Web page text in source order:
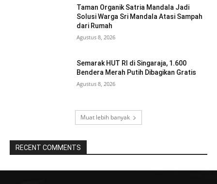
Taman Organik Satria Mandala Jadi
Solusi Warga Sri Mandala Atasi Sampah
dari Rumah
Agustus 8, 2026
Semarak HUT RI di Singaraja, 1.600
Bendera Merah Putih Dibagikan Gratis
Agustus 8, 2026
Muat lebih banyak
RECENT COMMENTS